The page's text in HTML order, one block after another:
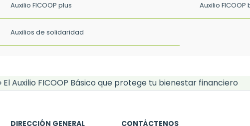
Auxilio FICOOP plus Auxilio FICOOP
Auxilios de solidaridad
El Auxilio FICOOP Básico que protege tu bienestar financiero
DIRECCIÓN GENERAL CONTÁCTENOS